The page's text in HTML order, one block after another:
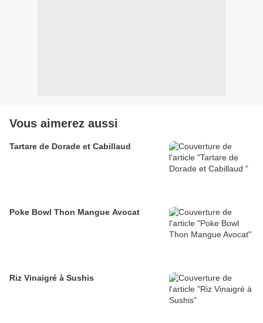
Vous aimerez aussi
Tartare de Dorade et Cabillaud
Poke Bowl Thon Mangue Avocat
Riz Vinaigré à Sushis